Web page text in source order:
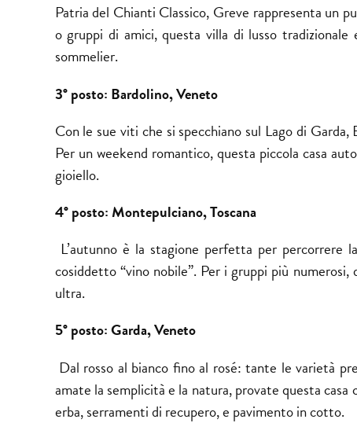
Patria del Chianti Classico, Greve rappresenta un
o gruppi di amici, questa villa di lusso
sommelier.
3° posto: Bardolino, Veneto
Con le sue viti che si specchiano sul Lago di
Per un weekend romantico, questa piccola casa
gioiello.
4° posto: Montepulciano, Toscana
L’autunno è la stagione perfetta per percorrere
cosiddetto “vino nobile”. Per i gruppi più
ultra.
5° posto: Garda, Veneto
Dal rosso al bianco fino al rosé: tante le varietà
amate la semplicità e la natura, provate questa
erba, serramenti di recupero, e pavimento in cotto.